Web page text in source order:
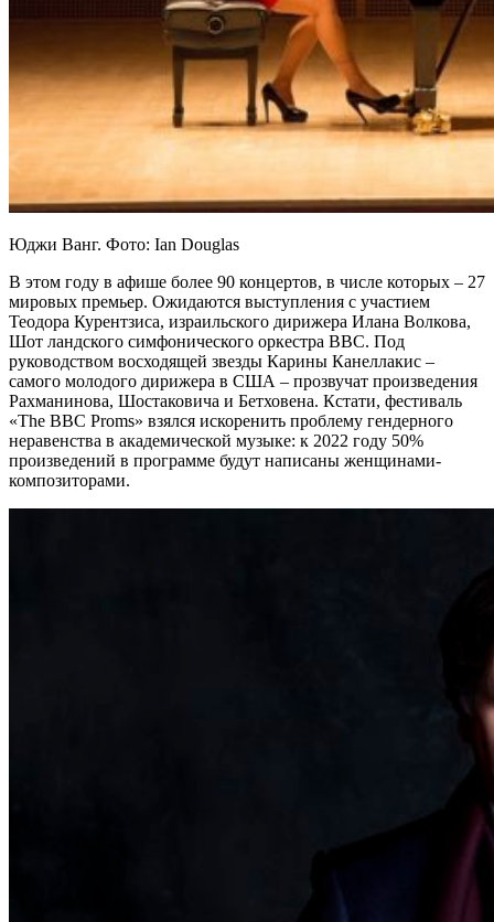
Юджи Ванг. Фото: Ian Douglas
В этом году в афише более 90 концертов, в числе которых – 27
мировых премьер. Ожидаются выступления с участием
Теодора Курентзиса, израильского дирижера Илана Волкова,
Шот ландского симфонического оркестра BBC. Под
руководством восходящей звезды Карины Канеллакис –
самого молодого дирижера в США – прозвучат произведения
Рахманинова, Шостаковича и Бетховена. Кстати, фестиваль
«The BBC Proms» взялся искоренить проблему гендерного
неравенства в академической музыке: к 2022 году 50%
произведений в программе будут написаны женщинами-
композиторами.